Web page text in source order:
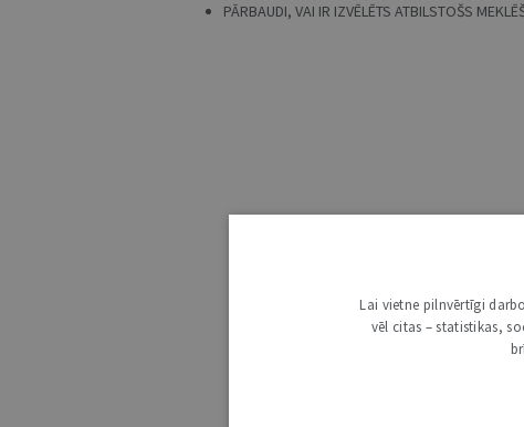
PĀRBAUDI, VAI IR IZVĒLĒTS ATBILSTOŠS
Lai vietne pilnvērtīgi
vēl citas – statistikas,